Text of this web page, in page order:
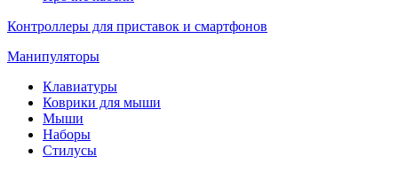
Контроллеры для приставок и смартфонов
Манипуляторы
Клавиатуры
Коврики для мыши
Мыши
Наборы
Стилусы